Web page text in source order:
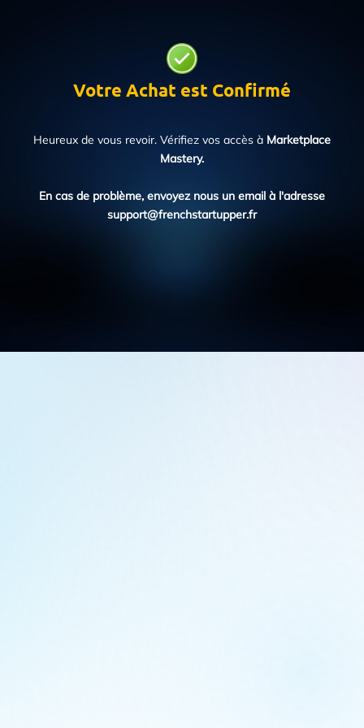
Votre Achat est Confirmé
Heureux de vous revoir. Vérifiez vos accès à Marketplace
Mastery.
En cas de problème, envoyez nous un email à l'adresse
support@frenchstartupper.fr